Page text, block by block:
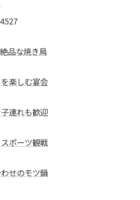
品な焼き鳥
楽しむ宴会
連れも歓迎
ポーツ観戦
せのモツ鍋